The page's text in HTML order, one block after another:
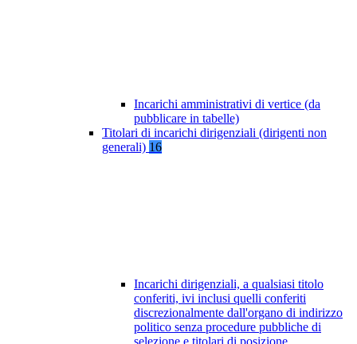
Incarichi amministrativi di vertice (da
pubblicare in tabelle)
Titolari di incarichi dirigenziali (dirigenti non
generali) 16
Incarichi dirigenziali, a qualsiasi titolo
conferiti, ivi inclusi quelli conferiti
discrezionalmente dall'organo di indirizzo
politico senza procedure pubbliche di